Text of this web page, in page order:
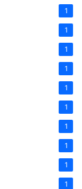
1
1
1
1
1
1
1
1
1
1